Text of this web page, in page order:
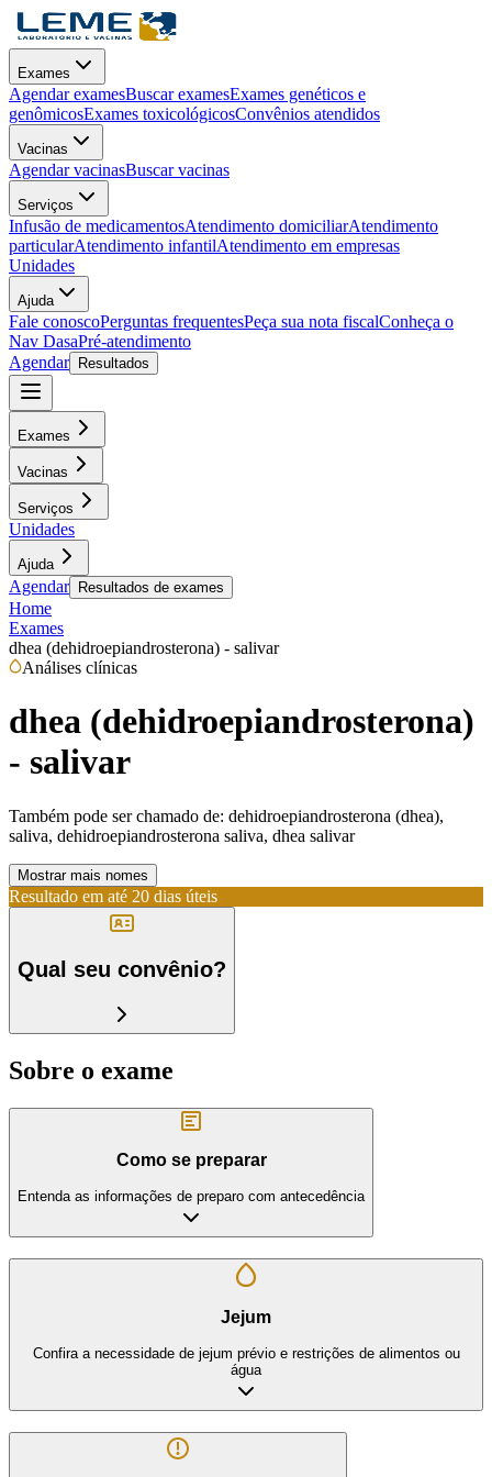
Exames
Agendar examesBuscar examesExames genéticos e
genômicosExames toxicológicosConvênios atendidos
Vacinas
Agendar vacinasBuscar vacinas
Serviços
Infusão de medicamentosAtendimento domiciliarAtendimento
particularAtendimento infantilAtendimento em empresas
Unidades
Ajuda
Fale conoscoPerguntas frequentesPeça sua nota fiscalConheça o
Nav DasaPré-atendimento
Agendar
Resultados
Exames
Vacinas
Serviços
Unidades
Ajuda
Agendar Resultados de exames
Home
Exames
dhea (dehidroepiandrosterona) - salivar
Análises clínicas
dhea (dehidroepiandrosterona)
- salivar
Também pode ser chamado de: dehidroepiandrosterona (dhea),
saliva, dehidroepiandrosterona saliva, dhea salivar
Mostrar mais nomes
Resultado em até 20 dias úteis
Qual seu convênio?
Sobre o exame
Como se preparar
Entenda as informações de preparo com antecedência
Jejum
Confira a necessidade de jejum prévio e restrições de alimentos ou
água